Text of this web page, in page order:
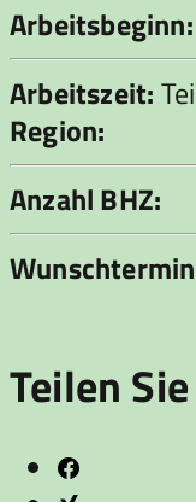
Arbeitsbeginn:
Arbeitszeit:
Region:
Anzahl BHZ:
Teilen